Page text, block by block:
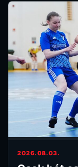
2026.08.03.